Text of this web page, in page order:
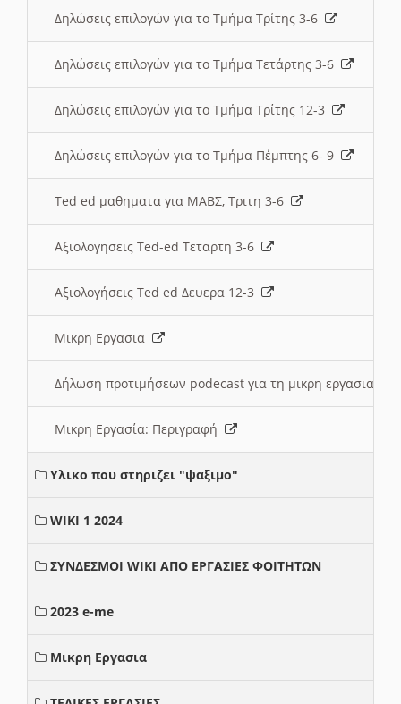
Δηλώσεις επιλογών για το Τμήμα Τρίτης 3-6
Δηλώσεις επιλογών για το Τμήμα Τετάρτης 3-6
Δηλώσεις επιλογών για το Τμήμα Τρίτης 12-3
Δηλώσεις επιλογών για το Τμήμα Πέμπτης 6- 9
Ted ed μαθηματα για ΜΑΒΣ, Τριτη 3-6
Αξιολογησεις Ted-ed Τεταρτη 3-6
Αξιολογήσεις Ted ed Δευερα 12-3
Μικρη Εργασια
Δήλωση προτιμήσεων podecast για τη μικρη εργασια
Μικρη Εργασία: Περιγραφή
Υλικο που στηριζει "ψαξιμο"
WIKI 1 2024
ΣΥΝΔΕΣΜΟΙ WIKI ΑΠΟ ΕΡΓΑΣΙΕΣ ΦΟΙΤΗΤΩΝ
2023 e-me
Μικρη Εργασια